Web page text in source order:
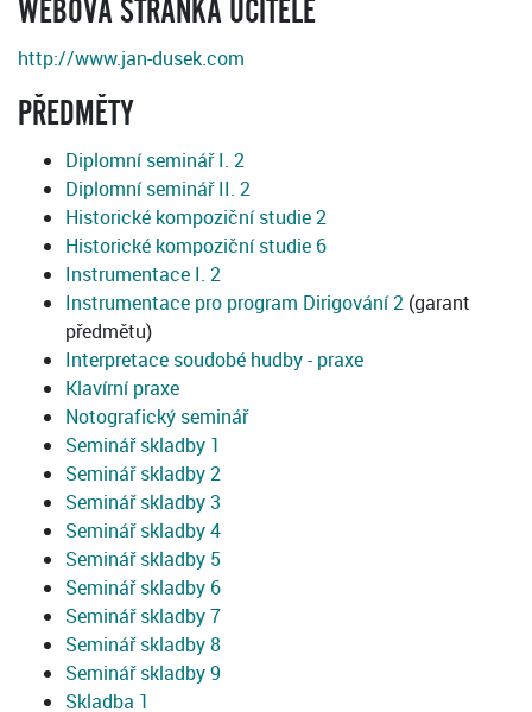
WEBOVÁ STRÁNKA UČITELE
http://www.jan-dusek.com
PŘEDMĚTY
Diplomní seminář I. 2
Diplomní seminář II. 2
Historické kompoziční studie 2
Historické kompoziční studie 6
Instrumentace I. 2
Instrumentace pro program Dirigování 2 (garant
předmětu)
Interpretace soudobé hudby - praxe
Klavírní praxe
Notografický seminář
Seminář skladby 1
Seminář skladby 2
Seminář skladby 3
Seminář skladby 4
Seminář skladby 5
Seminář skladby 6
Seminář skladby 7
Seminář skladby 8
Seminář skladby 9
Skladba 1